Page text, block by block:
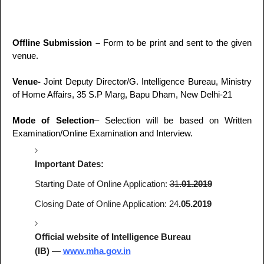
Offline Submission – Form to be print and sent to the given
venue.
Venue- Joint Deputy Director/G. Intelligence Bureau, Ministry
of Home Affairs, 35 S.P Marg, Bapu Dham, New Delhi-21
Mode of Selection– Selection will be based on Written
Examination/Online Examination and Interview.
Important Dates:
Starting Date of Online Application:31.01.2019
Closing Date of Online Application: 24.05.2019
Official website of Intelligence Bureau
(IB)— www.mha.gov.in